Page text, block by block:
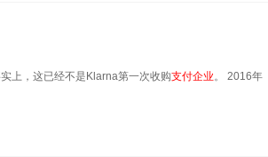
上，这已经不是Klarna第一次收购支付企业。 2016年